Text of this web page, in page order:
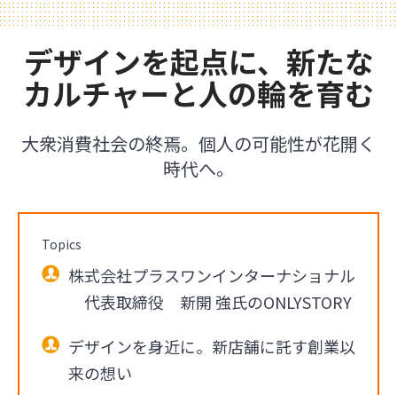
デザインを起点に、新たな
カルチャーと人の輪を育む
大衆消費社会の終焉。個人の可能性が花開く
時代へ。
Topics
株式会社プラスワンインターナショナル
代表取締役 新開 強氏のONLYSTORY
デザインを身近に。新店舗に託す創業以
来の想い